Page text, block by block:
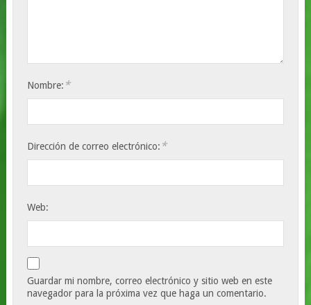
Nombre: *
Dirección de correo electrónico: *
Web:
Guardar mi nombre, correo electrónico y sitio web en este
navegador para la próxima vez que haga un comentario.